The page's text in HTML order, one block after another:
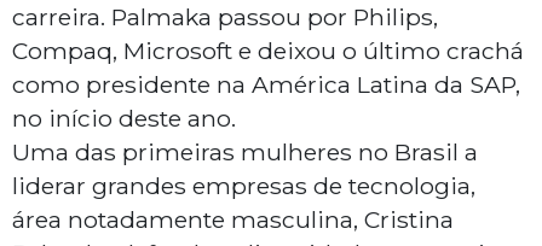
carreira. Palmaka passou por Philips,
Compaq, Microsoft e deixou o último crachá
como presidente na América Latina da SAP,
no início deste ano.
Uma das primeiras mulheres no Brasil a
liderar grandes empresas de tecnologia,
área notadamente masculina, Cristina